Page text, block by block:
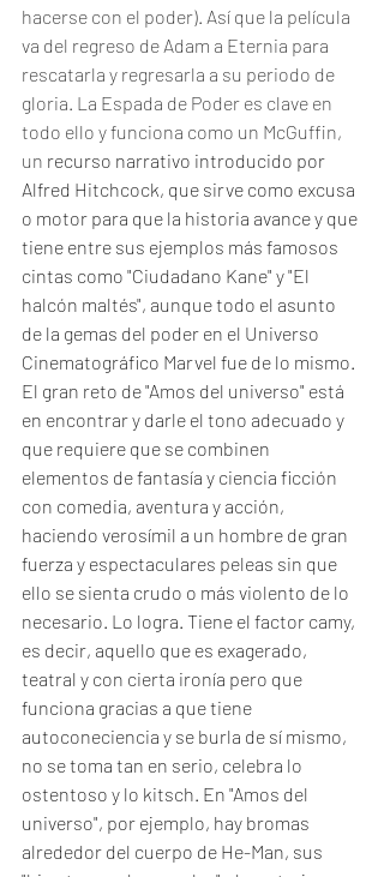
hacerse con el poder). Así que la película
va del regreso de Adam a Eternia para
rescatarla y regresarla a su periodo de
gloria. La Espada de Poder es clave en
todo ello y funciona como un McGuffin,
un recurso narrativo introducido por
Alfred Hitchcock, que sirve como excusa
o motor para que la historia avance y que
tiene entre sus ejemplos más famosos
cintas como "Ciudadano Kane" y "El
halcón maltés", aunque todo el asunto
de la gemas del poder en el Universo
Cinematográfico Marvel fue de lo mismo.
El gran reto de "Amos del universo" está
en encontrar y darle el tono adecuado y
que requiere que se combinen
elementos de fantasía y ciencia ficción
con comedia, aventura y acción,
haciendo verosímil a un hombre de gran
fuerza y espectaculares peleas sin que
ello se sienta crudo o más violento de lo
necesario. Lo logra. Tiene el factor camy,
es decir, aquello que es exagerado,
teatral y con cierta ironía pero que
funciona gracias a que tiene
autoconeciencia y se burla de sí mismo,
no se toma tan en serio, celebra lo
ostentoso y lo kitsch. En "Amos del
universo", por ejemplo, hay bromas
alrededor del cuerpo de He-Man, sus